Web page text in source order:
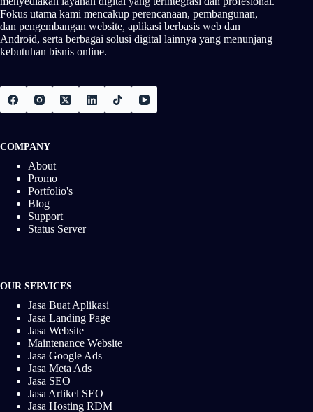
Fokus utama kami mencakup perencanaan, pembangunan,
dan pengembangan website, aplikasi berbasis web dan
Android, serta berbagai solusi digital lainnya yang menunjang
kebutuhan bisnis online.
COMPANY
About
Promo
Portfolio's
Blog
Support
Status Server
OUR SERVICES
Jasa Buat Aplikasi
Jasa Landing Page
Jasa Website
Maintenance Website
Jasa Google Ads
Jasa Meta Ads
Jasa SEO
Jasa Artikel SEO
Jasa Hosting RDM